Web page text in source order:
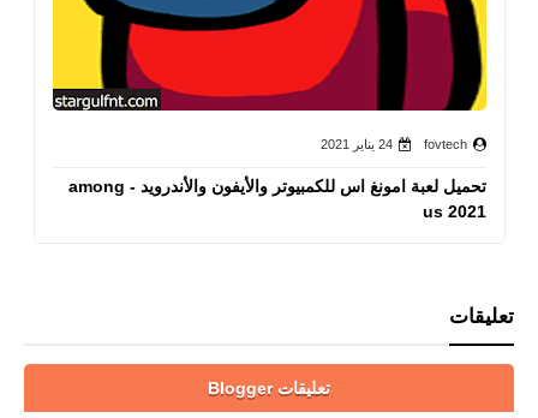
fovtech 24 يناير 2021
تحميل لعبة امونغ اس للكمبيوتر والأيفون والأندرويد - among
us 2021
تعليقات
تعليقات Blogger